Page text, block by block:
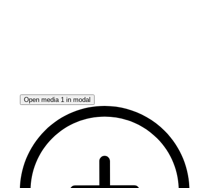
Open media 1 in modal